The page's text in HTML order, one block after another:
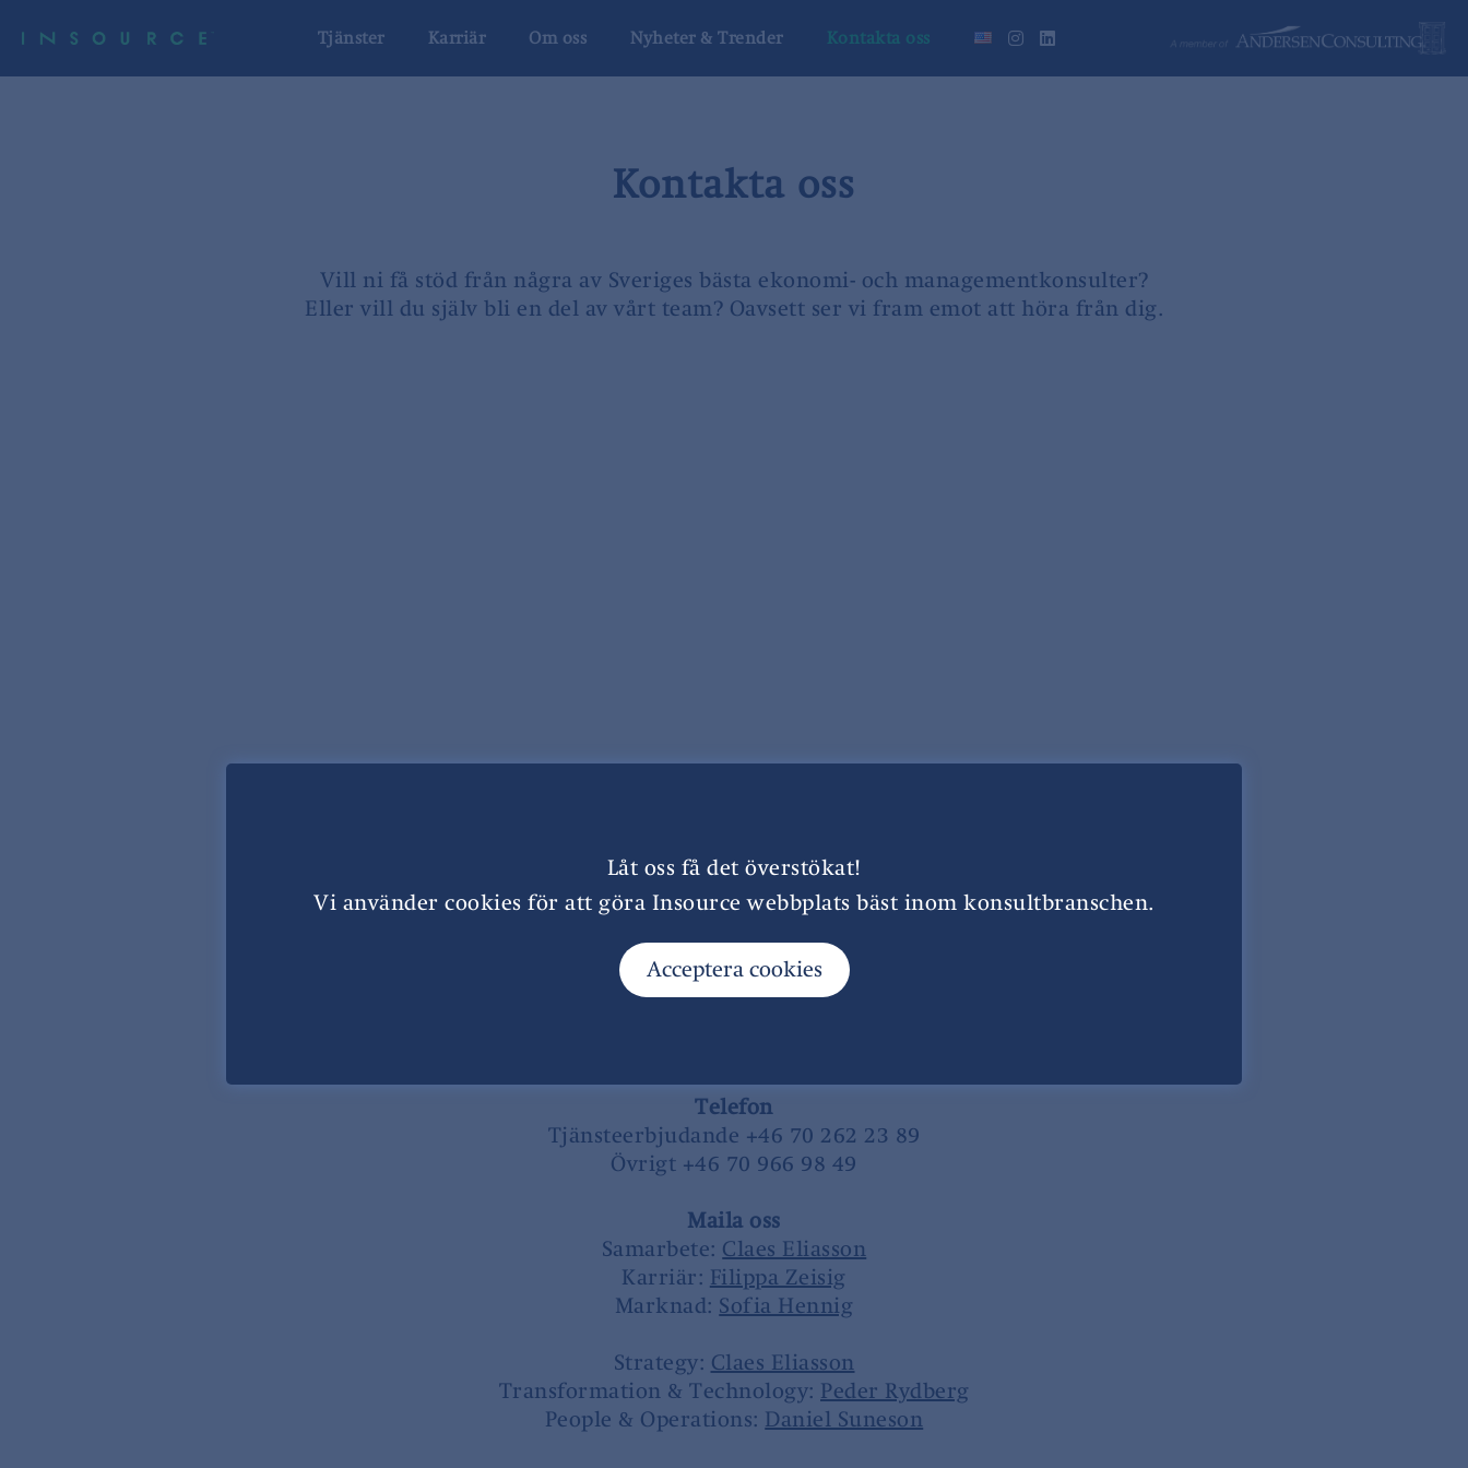
Tjänster Karriär Om oss Nyheter & Trender Kontakta oss
Låt oss få det överstökat!
Vi använder cookies för att göra Insource webbplats bäst inom konsultbranschen.
Kontakta oss
Vill ni få stöd från några av Sveriges bästa ekonomi- och managementkonsulter?
Eller vill du själv bli en del av vårt team? Oavsett ser vi fram emot att höra från dig.
Kontor
Västra Trädgårdsgatan 9
Telefon
Tjänsteerbjudande +46 70 262 23 89
Övrigt +46 70 966 98 49
Maila oss
Samarbete: Claes Eliasson
Karriär: Filippa Zeisig
Marknad: Sofia Hennig
Strategy: Claes Eliasson
Transformation & Technology: Peder Rydberg
People & Operations: Daniel Suneson